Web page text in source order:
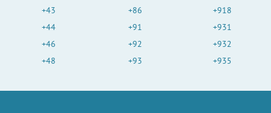
+43
+44
+46
+48
+86
+91
+92
+93
+918
+931
+932
+935